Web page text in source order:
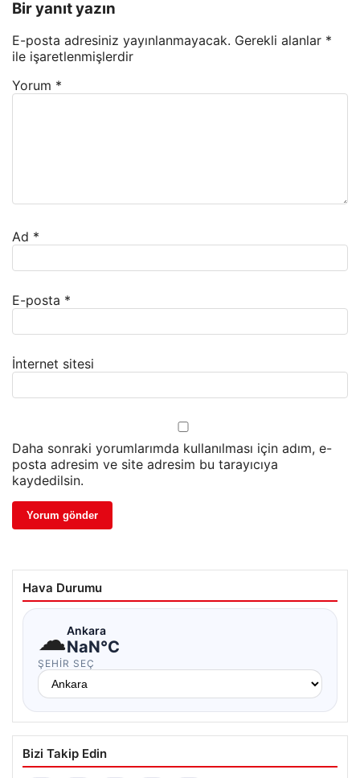
Bir yanıt yazın
E-posta adresiniz yayınlanmayacak. Gerekli alanlar *
ile işaretlenmişlerdir
Yorum *
Ad *
E-posta *
İnternet sitesi
Daha sonraki yorumlarımda kullanılması için adım, e-
posta adresim ve site adresim bu tarayıcıya
kaydedilsin.
Hava Durumu
☁Ankara
NaN°C
ŞEHIR SEÇ
Bizi Takip Edin